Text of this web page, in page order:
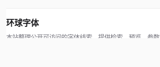
环球字体
本站整理公开可访问的字体线索，提供检索、预览、参数